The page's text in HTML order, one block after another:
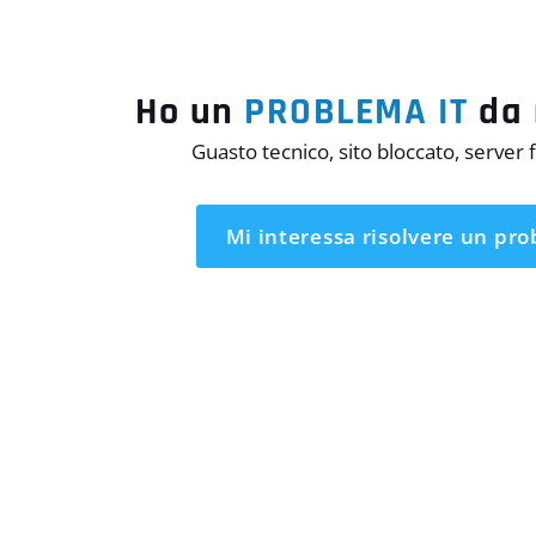
Ho un PROBLEMA IT da
Guasto tecnico, sito bloccato, server
Mi interessa risolvere un